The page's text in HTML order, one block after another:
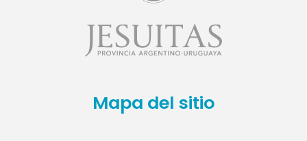
Mapa del sitio